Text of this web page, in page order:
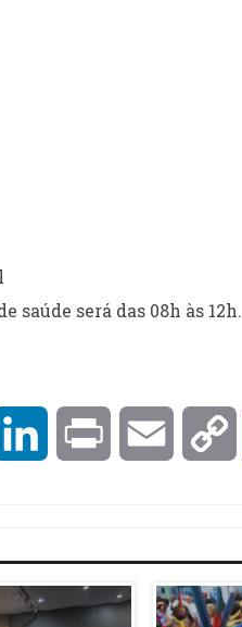
saúde será das 08h às 12h.
LinkedInPrint Email